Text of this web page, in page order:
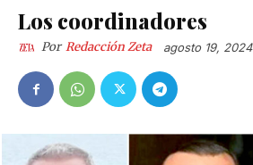
Los coordinadores
Por Redacción Zeta agosto 19, 2024